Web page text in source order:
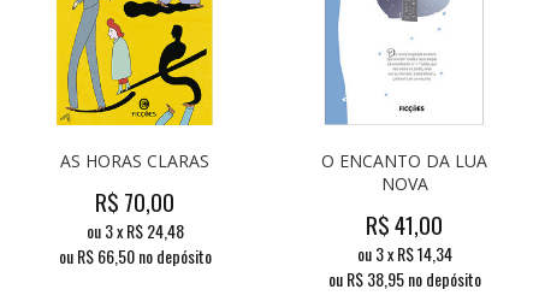
AS HORAS CLARAS
R$ 70,00
ou3x R$24,48
ou R$66,50 no depósito
O ENCANTO DA LUA
NOVA
R$41,00
ou3x R$14,34
ou R$38,95 no depósito